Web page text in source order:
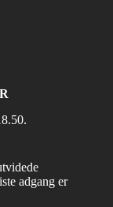
adgang er